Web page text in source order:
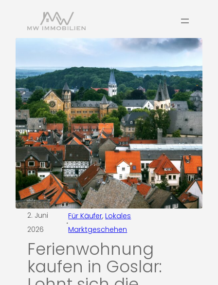
2. Juni
2026
·
Für Käufer, Lokales
Marktgeschehen
Ferienwohnung
kaufen in Goslar: